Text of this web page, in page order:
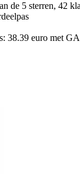
de 5 sterren, 42
38.39 euro met